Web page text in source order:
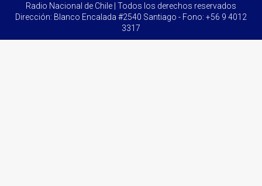
Radio Nacional de Chile | Todos los derechos reservados
Dirección: Blanco Encalada #2540 Santiago - Fono: +56 9 4012
3317